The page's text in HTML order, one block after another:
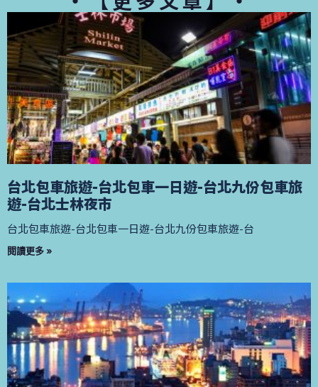
台北包車旅遊-台北包車一日遊-台北九份包車旅
遊-台北士林夜市
台北包車旅遊-台北包車一日遊-台北九份包車旅遊-台
閱讀更多 »